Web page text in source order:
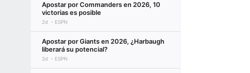
Apostar por Commanders en 2026, 10
victorias es posible
2d ESPN
Apostar por Giants en 2026, ¿Harbaugh
liberará su potencial?
2d ESPN